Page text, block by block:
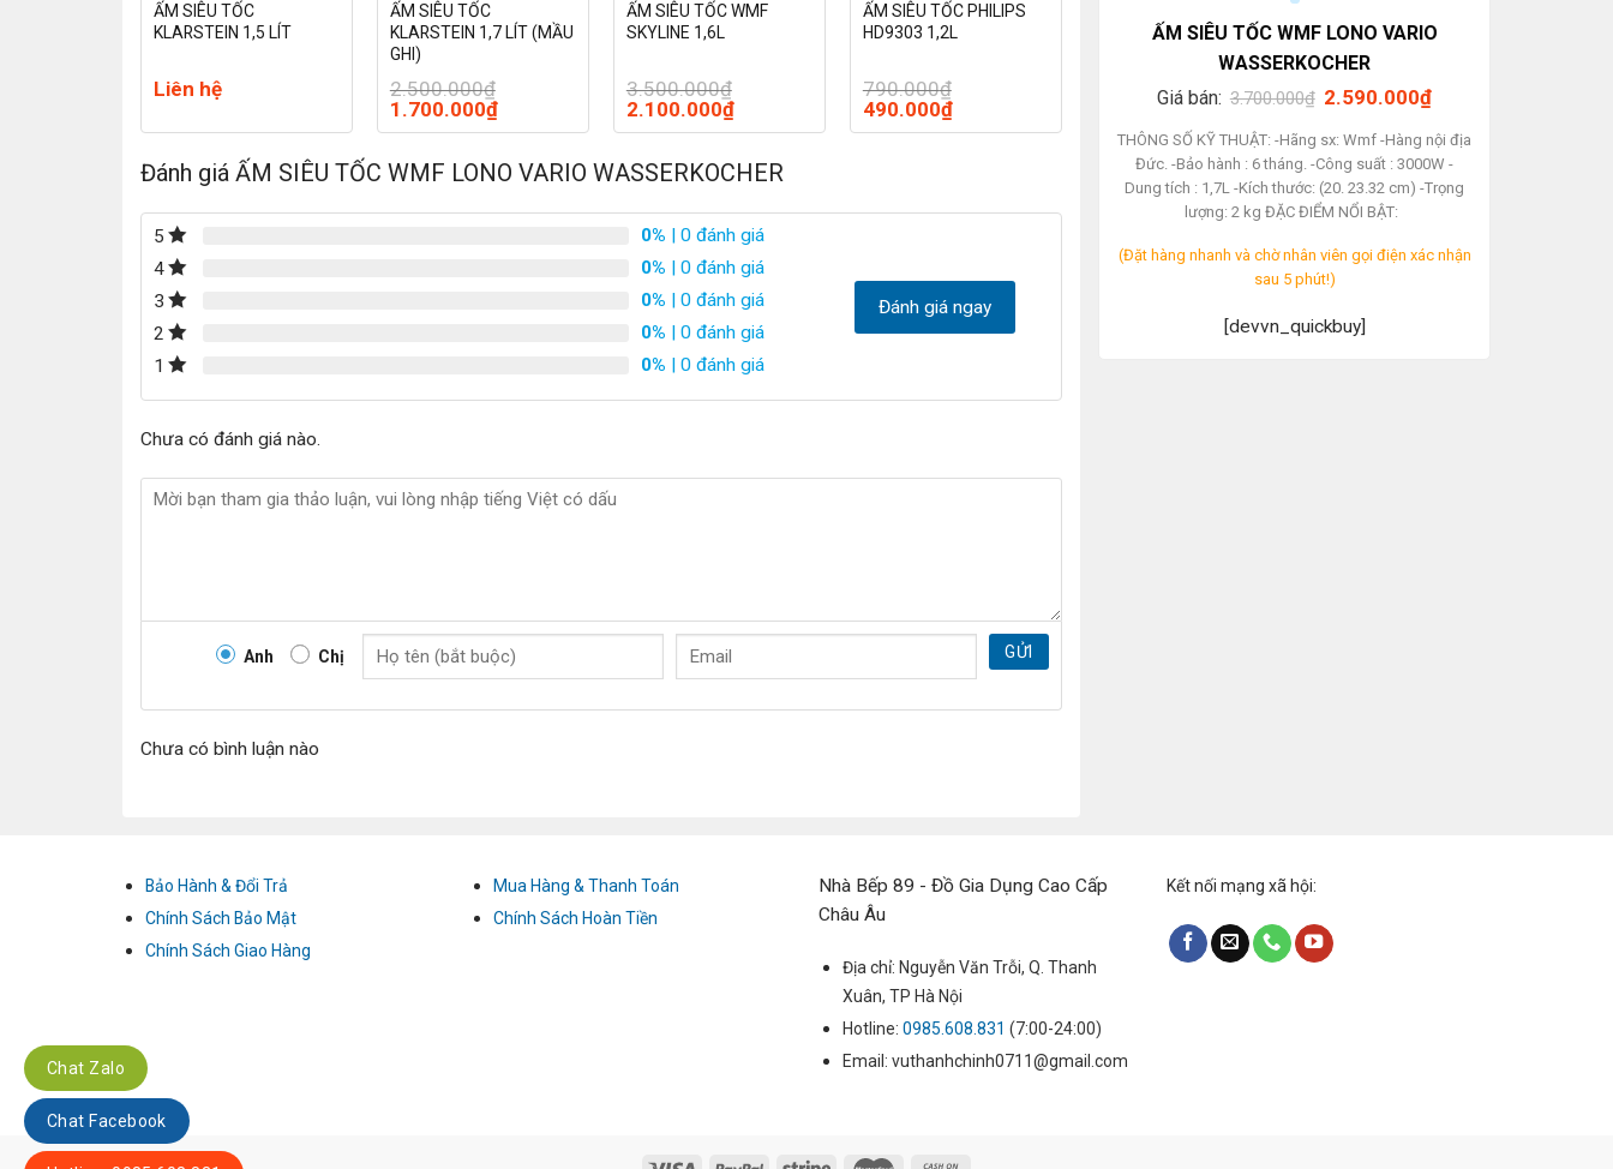
ẤM SIÊU TỐC
KLARSTEIN 1,5 LÍT
Liên hệ
ẤM SIÊU TỐC
KLARSTEIN 1,7 LÍT (MẦU
GHI)
2.500.000₫
Giá
gốc
2.500.000₫.
1.700.000₫Giá
hiện
là:
ẤM SIÊU TỐC WMF
SKYLINE 1,6L
3.500.000₫
Giá
gốc
3.500.000₫.
2.100.000₫Giá
hiện
là:
ẤM SIÊU TỐC PHILIPS
HD9303 1,2L
790.000₫
Giá
gốc
490.000₫Giá
hiện
Đánh giá ẤM SIÊU TỐC WMF LONO VARIO WASSERKOCHER
5 0% | 0 đánh giá
4
0% | 0 đánh giá
3
0% | 0 đánh giá
2
0% | 0 đánh giá
1
0% | 0 đánh giá
Đánh giá ngay
Chưa có đánh giá nào.
Anh Chị GỬI
Chưa có bình luận nào
ẤM SIÊU TỐC WMF LONO VARIO
WASSERKOCHER
Giá bán: 3.700.000₫ Giá
là:
3.700.000₫.
2.590.000₫Giá
tại
là:
2.590.000₫.
THÔNG SỐ KỸ THUẬT: -Hãng sx: Wmf -Hàng nội địa
Đức. -Bảo hành : 6 tháng. -Công suất : 3000W -
Dung tích : 1,7L -Kích thước: (20. 23.32 cm) -Trọng
lượng: 2 kg ĐẶC ĐIỂM NỔI BẬT:
(Đặt hàng nhanh và chờ nhân viên gọi điện xác nhận
sau 5 phút!)
[devvn_quickbuy]
Bảo Hành & Đổi Trả
Chính Sách Bảo Mật
Chính Sách Giao Hàng
Mua Hàng & Thanh Toán
Chính Sách Hoàn Tiền
Nhà Bếp 89 - Đồ Gia Dụng Cao Cấp
Châu Âu
Địa chỉ: Nguyễn Văn Trỗi, Q. Thanh
Xuân, TP Hà Nội
Hotline: 0985.608.831 (7:00-24:00)
Email: vuthanhchinh0711@gmail.com
Kết nối mạng xã hội:
Chat Zalo
Chat Facebook